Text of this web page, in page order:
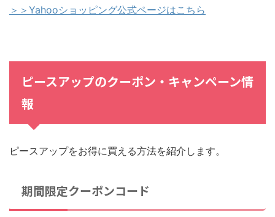
＞＞Yahooショッピング公式ページはこちら
ピースアップのクーポン・キャンペーン情
報
ピースアップをお得に買える方法を紹介します。
期間限定クーポンコード